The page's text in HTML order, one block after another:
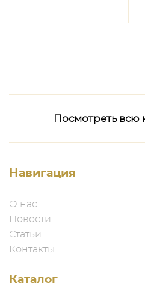
Посмотреть
Навигация
О нас
Новости
Статьи
Контакты
Каталог